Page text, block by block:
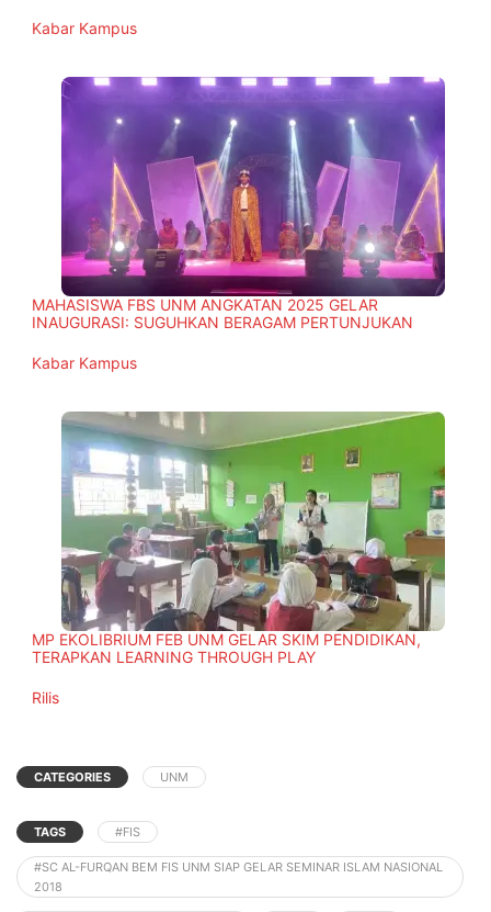
In relation to
Kabar Kampus
MAHASISWA FBS UNM ANGKATAN 2025 GELAR
INAUGURASI: SUGUHKAN BERAGAM PERTUNJUKAN
In relation to
Kabar Kampus
MP EKOLIBRIUM FEB UNM GELAR SKIM PENDIDIKAN,
TERAPKAN LEARNING THROUGH PLAY
In relation to
Rilis
CATEGORIES UNM
TAGS #FIS
#SC AL-FURQAN BEM FIS UNM SIAP GELAR SEMINAR ISLAM NASIONAL
2018